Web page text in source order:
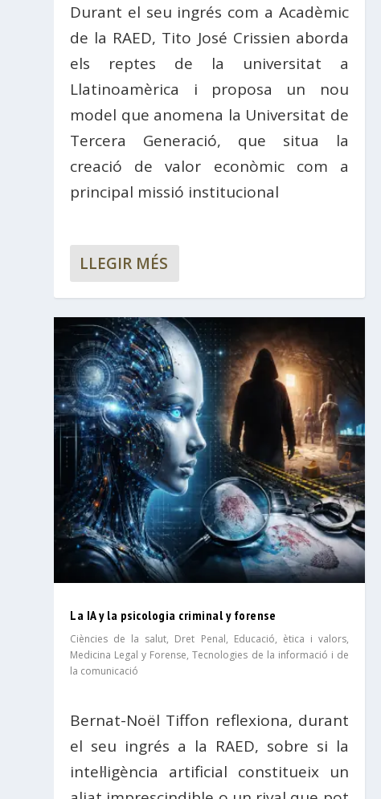
Durant el seu ingrés com a Acadèmic
de la RAED, Tito José Crissien aborda
els reptes de la universitat a
Llatinoamèrica i proposa un nou
model que anomena la Universitat de
Tercera Generació, que situa la
creació de valor econòmic com a
principal missió institucional
LLEGIR MÉS
La IA y la psicologia criminal y forense
Ciències de la salut, Dret Penal, Educació, ètica i valors,
Medicina Legal y Forense,Tecnologies de la informació i de
la comunicació
Bernat-Noël Tiffon reflexiona, durant
el seu ingrés a la RAED, sobre si la
intel·ligència artificial constitueix un